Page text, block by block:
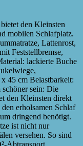
den Kleinsten
mobilen Schlafplatz.
Lattenrost,
Feststellbremse,
lackierte Buche
45 cm Belastbarkeit:
sein: Die
den Kleinsten direkt
erholsamen Schlaf
dringend benötigt.
ist nicht nur
versehen. So sind
Abtransport